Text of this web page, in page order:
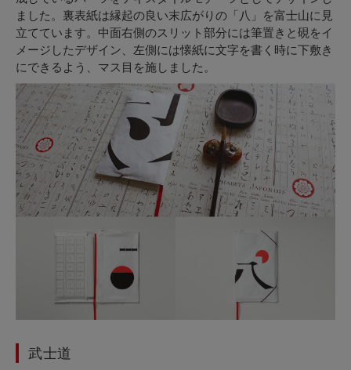
ました。裏表紙は縁起の良い末広がりの「八」を富士山に見
立てています。中面右側のスリット部分には筆置きと硯をイ
メージしたデザイン、左側には懐紙に文字を書く時に下敷き
にできるよう、マス目を施しました。
武士道